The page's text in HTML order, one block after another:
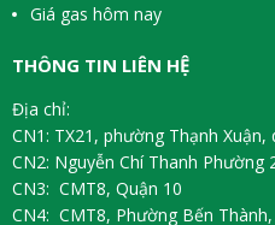
Giá gas hôm nay
THÔNG TIN LIÊN HỆ
Địa chỉ:
CN1: TX21, phường Thạnh Xuận,
CN2: Nguyễn Chí Thanh Phường
CN3: CMT8, Quận 10
CN4: CMT8, Phường Bến Thành,